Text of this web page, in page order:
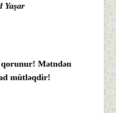
Yaşar
Mətndən
mütləqdir!